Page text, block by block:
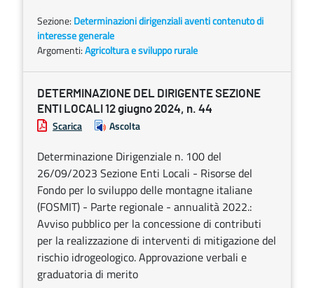
Sezione: Determinazioni dirigenziali aventi contenuto di
interesse generale
Argomenti:Agricoltura e sviluppo rurale
DETERMINAZIONE DEL DIRIGENTE SEZIONE
ENTI LOCALI 12 giugno 2024, n. 44
Scarica Ascolta
Determinazione Dirigenziale n. 100 del
26/09/2023 Sezione Enti Locali - Risorse del
Fondo per lo sviluppo delle montagne italiane
(FOSMIT) - Parte regionale - annualità 2022.:
Avviso pubblico per la concessione di contributi
per la realizzazione di interventi di mitigazione del
rischio idrogeologico. Approvazione verbali e
graduatoria di merito